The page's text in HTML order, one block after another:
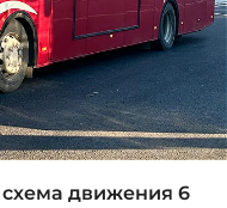
движения 6